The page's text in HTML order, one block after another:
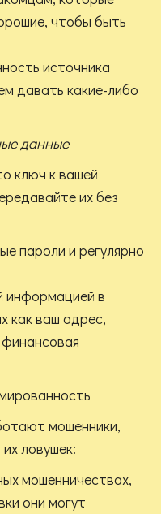
чтобы быть
источника
давать какие-либо
данные
ключ к вашей
их без
пароли и регулярно
информацией в
как ваш адрес,
мошенники,
ловушек:
мошенничествах,
они могут